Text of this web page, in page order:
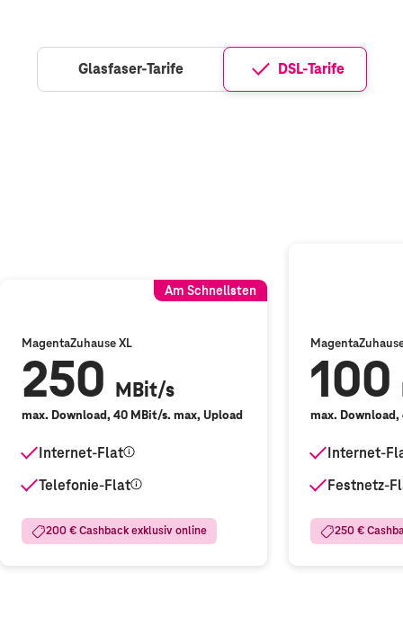
Glasfaser-Tarife DSL-Tarife
Am Schnellsten
MagentaZuhauseXL
250 MBit/s
max. Download, 40 MBit/s. max, Upload
Internet-Flat
Telefonie-Flat
200 € Cashback exklusiv online
100
max.
Internet-
Festnetz-
250 €